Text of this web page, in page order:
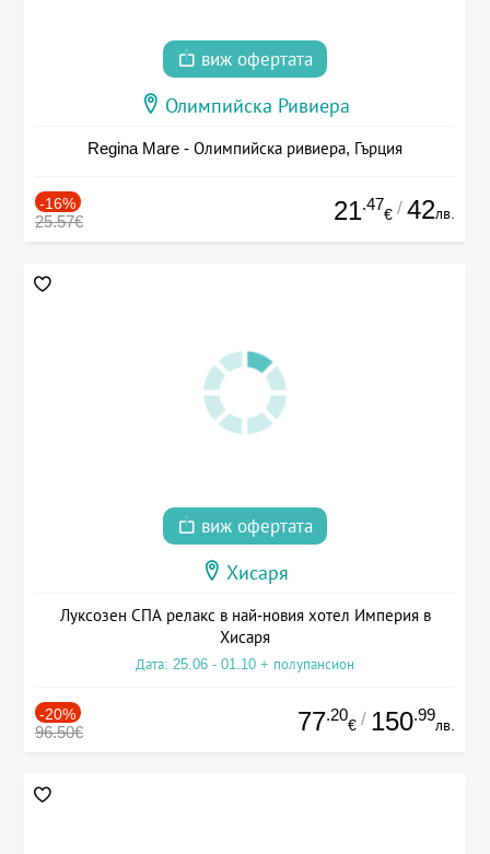
виж офертата
Олимпийска Ривиера
Regina Mare - Олимпийска ривиера, Гърция
-16%
25.57€ 21.47
€ / 42лв.
виж офертата
Хисаря
Луксозен СПА релакс в най-новия хотел Империя в
Хисаря
Дата: 25.06 - 01.10 + полупансион
-20%
96.50€ 77.20
€ / 150.99
лв.